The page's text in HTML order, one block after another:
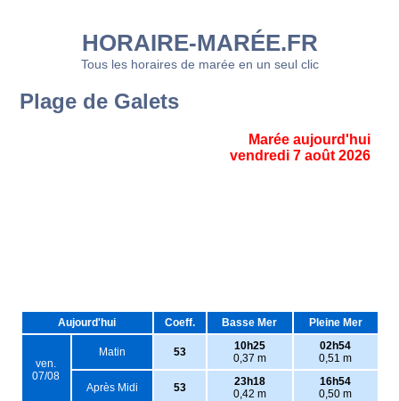
HORAIRE-MARÉE.FR
Tous les horaires de marée en un seul clic
Plage de Galets
Marée aujourd'hui
vendredi 7 août 2026
Aujourd'hui Coeff. Basse Mer Pleine Mer
ven.
07/08
Matin 53
10h25
0,37 m
02h54
0,51 m
Après Midi 53
23h18
0,42 m
16h54
0,50 m